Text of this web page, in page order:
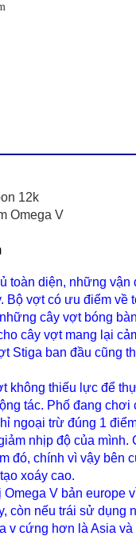
12k
Omega V
toàn diện, những
Bộ vợt có ưu điểm về
cây vợt bóng
cây vợt mang lại
Stiga ban đầu cũng
không thiếu lực để
tác. Phố đang
ngoại trừ đúng 1
nhịp độ của
đó, chính vì vậy bên
xoáy cao.
Omega V bản europe
còn nếu trái sử dụng
v cứng hơn là Asia và